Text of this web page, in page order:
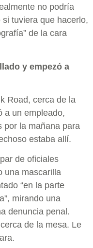
no podría
tuviera que hacerlo,
de la cara
y empezó a
Road, cerca de la
a un empleado,
por la mañana para
estaba allí.
de oficiales
una mascarilla
“en la parte
mirando una
denuncia penal.
de la mesa. Le